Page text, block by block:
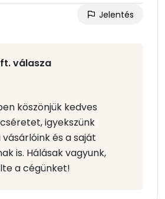
Jelentés
válasza
köszönjük kedves
igyekszünk
és a saját
is. Hálásak vagyunk,
a cégünket!